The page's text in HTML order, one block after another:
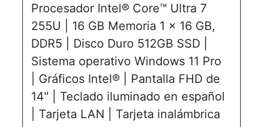
Procesador Intel® Core™ Ultra 7
255U | 16 GB Memoria 1 x 16 GB,
DDR5 | Disco Duro 512GB SSD |
Sistema operativo Windows 11 Pro
| Gráficos Intel® | Pantalla FHD de
14" | Teclado iluminado en español
| Tarjeta LAN | Tarjeta inalámbrica